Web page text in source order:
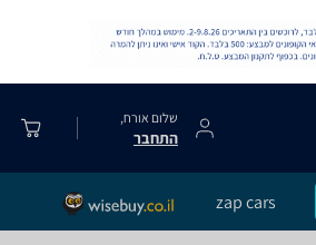
שלום אורח,
התחבר
zap cars